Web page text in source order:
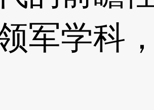
军学科